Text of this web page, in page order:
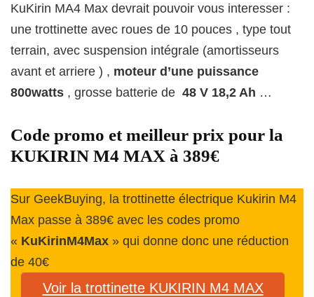
KuKirin MA4 Max devrait pouvoir vous interesser :
une trottinette avec roues de 10 pouces , type tout
terrain, avec suspension intégrale (amortisseurs
avant et arriere ) , moteur d’une puissance
800watts , grosse batterie de 48 V 18,2 Ah …
Code promo et meilleur prix pour la
KUKIRIN M4 MAX à 389€
Sur GeekBuying, la trottinette électrique Kukirin M4
Max passe à 389€ avec les codes promo
« KuKirinM4Max » qui donne donc une réduction
de 40€
Voir la trottinette KUKIRIN M4 MAX